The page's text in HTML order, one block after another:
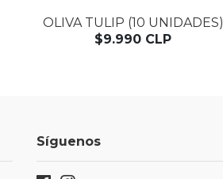
OLIVA TULIP (10 UNIDADES)
$9.990 CLP
Síguenos